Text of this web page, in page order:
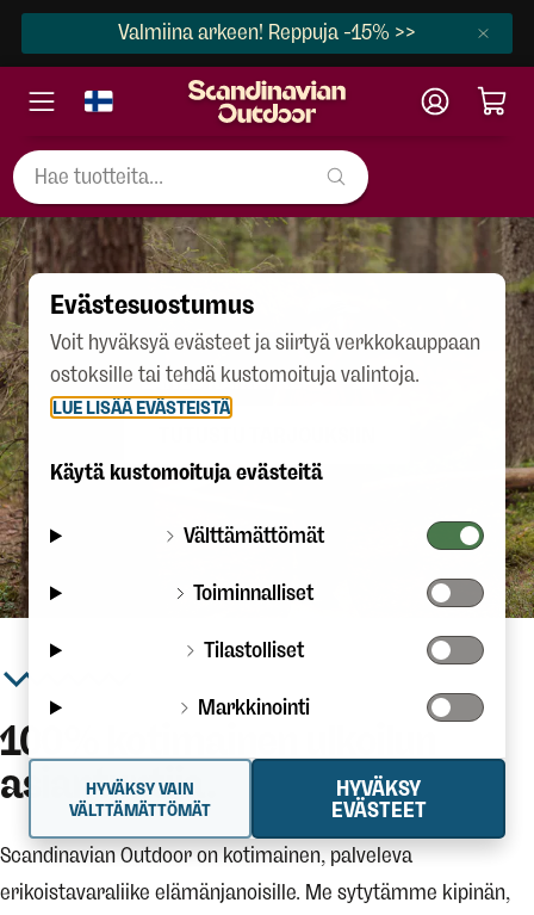
Valmiina arkeen! Reppuja -15% >>
LÄHES KAIKKI REPUT -15%
100% kotimainen ulkoilun
asiantuntija.
Scandinavian Outdoor on kotimainen, palveleva
erikoistavaraliike elämänjanoisille. Me sytytämme kipinän,
Evästesuostumus
Voit hyväksyä evästeet ja siirtyä verkkokauppaan
ostoksille tai tehdä kustomoituja valintoja.
LUE LISÄÄ EVÄSTEISTÄ
Käytä kustomoituja evästeitä
Välttämättömät
Toiminnalliset
Tilastolliset
Markkinointi
HYVÄKSY
EVÄSTEET
HYVÄKSY VAIN
VÄLTTÄMÄTTÖMÄT